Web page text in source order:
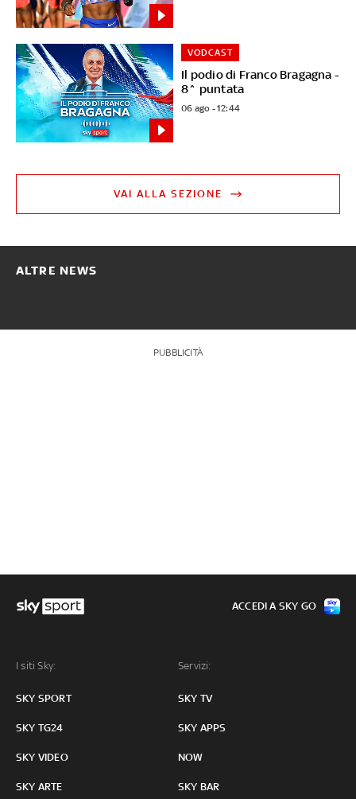
Il podio di Franco Bragagna -
8^ puntata
VODCAST
06 ago - 12:44
VAI ALLA SEZIONE
ALTRE NEWS
PUBBLICITÀ
I siti Sky:
SKY SPORT
SKY TG24
SKY VIDEO
SKY ARTE
Servizi:
SKY TV
SKY APPS
NOW
SKY BAR
ACCEDI A SKY GO